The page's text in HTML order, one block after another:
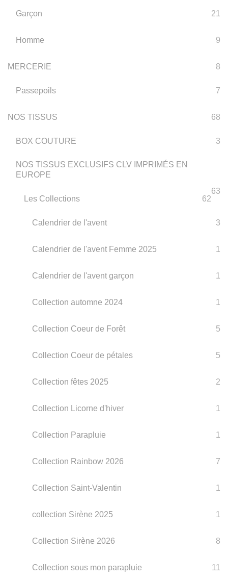
Garçon 21
Homme 9
MERCERIE 8
Passepoils 7
NOS TISSUS 68
BOX COUTURE 3
NOS TISSUS EXCLUSIFS CLV IMPRIMÉS EN
EUROPE
63
Les Collections
62
Calendrier de l'avent 3
Calendrier de l'avent Femme 2025 1
Calendrier de l'avent garçon 1
Collection automne 2024 1
Collection Coeur de Forêt 5
Collection Coeur de pétales 5
Collection fêtes 2025 2
Collection Licorne d'hiver 1
Collection Parapluie 1
Collection Rainbow 2026 7
Collection Saint-Valentin 1
collection Sirène 2025 1
Collection Sirène 2026 8
Collection sous mon parapluie 11